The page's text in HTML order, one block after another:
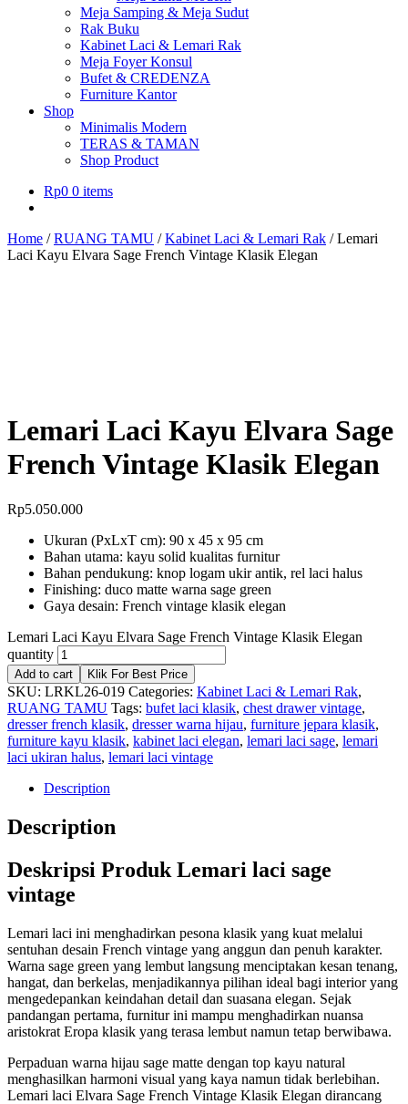
Meja Samping & Meja Sudut
Rak Buku
Kabinet Laci & Lemari Rak
Meja Foyer Konsul
Bufet & CREDENZA
Furniture Kantor
Shop
Minimalis Modern
TERAS & TAMAN
Shop Product
Rp0 0 items
Home /RUANG TAMU /Kabinet Laci & Lemari Rak /Lemari
Laci Kayu Elvara Sage French Vintage Klasik Elegan
Lemari Laci Kayu Elvara Sage
French Vintage Klasik Elegan
Rp5.050.000
Ukuran (PxLxT cm): 90 x 45 x 95 cm
Bahan utama: kayu solid kualitas furnitur
Bahan pendukung: knop logam ukir antik, rel laci halus
Finishing: duco matte warna sage green
Gaya desain: French vintage klasik elegan
Lemari Laci Kayu Elvara Sage French Vintage Klasik Elegan
quantity
Add to cart Klik For Best Price
SKU: LRKL26-019 Categories: Kabinet Laci & Lemari Rak,
RUANG TAMU Tags: bufet laci klasik, chest drawer vintage,
dresser french klasik, dresser warna hijau, furniture jepara klasik,
furniture kayu klasik, kabinet laci elegan, lemari laci sage, lemari
laci ukiran halus, lemari laci vintage
Description
Description
Deskripsi Produk Lemari laci sage
vintage
Lemari laci ini menghadirkan pesona klasik yang kuat melalui
sentuhan desain French vintage yang anggun dan penuh karakter.
Warna sage green yang lembut langsung menciptakan kesan tenang,
hangat, dan berkelas, menjadikannya pilihan ideal bagi interior yang
mengedepankan keindahan detail dan suasana elegan. Sejak
pandangan pertama, furnitur ini mampu menghadirkan nuansa
aristokrat Eropa klasik yang terasa lembut namun tetap berwibawa.
Perpaduan warna hijau sage matte dengan top kayu natural
menghasilkan harmoni visual yang kaya namun tidak berlebihan.
Lemari laci Elvara Sage French Vintage Klasik Elegan dirancang